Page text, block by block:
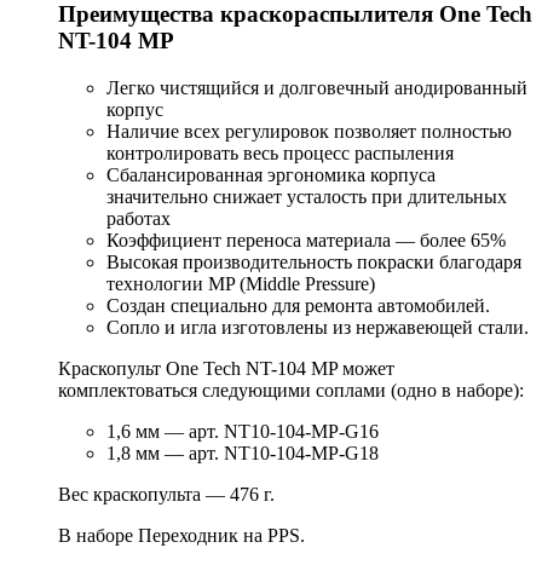
Преимущества краскораспылителя One Tech
NT-104 MP
Легко чистящийся и долговечный анодированный
корпус
Наличие всех регулировок позволяет полностью
контролировать весь процесс распыления
Сбалансированная эргономика корпуса
значительно снижает усталость при длительных
работах
Коэффициент переноса материала — более 65%
Высокая производительность покраски благодаря
технологии MP (Middle Pressure)
Создан специально для ремонта автомобилей.
Сопло и игла изготовлены из нержавеющей стали.
Краскопульт One Tech NT-104 MP может
комплектоваться следующими соплами (одно в наборе):
1,6 мм — арт. NT10-104-MP-G16
1,8 мм — арт. NT10-104-MP-G18
Вес краскопульта — 476 г.
В наборе Переходник на PPS.